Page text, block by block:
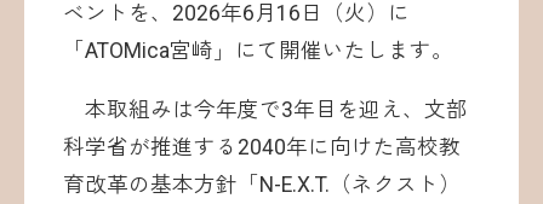
ベントを、2026年6月16日（火）に
「ATOMica宮崎」にて開催いたします。
本取組みは今年度で3年目を迎え、文部
科学省が推進する2040年に向けた高校教
育改革の基本方針「N-E.X.T.（ネクスト）